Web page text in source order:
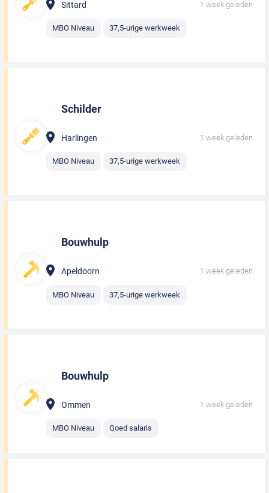
Sittard 1 week geleden
MBO Niveau 37,5-urige werkweek
Schilder
Harlingen 1 week geleden
MBO Niveau 37,5-urige werkweek
Bouwhulp
Apeldoorn 1 week geleden
MBO Niveau 37,5-urige werkweek
Bouwhulp
Ommen 1 week geleden
MBO Niveau Goed salaris